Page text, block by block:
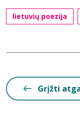
lietuvių poezija
Grįžti